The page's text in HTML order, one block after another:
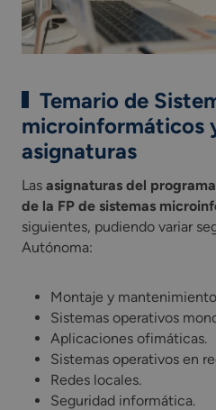
Temario de
microinformáticos
asignaturas
Las asignaturas del
de la FP de sistemas
siguientes, pudiendo variar
Autónoma:
Montaje y
Sistemas operativos
Aplicaciones ofimáticas.
Sistemas operativos en
Redes locales.
Seguridad informática.